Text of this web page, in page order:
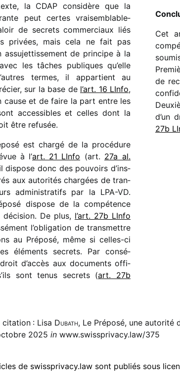
la CDAP consi­dère que la
peut certes vrai­sem­bla­ble­
de secrets commer­ciaux liés
privées, mais cela ne fait pas
assu­jet­tis­se­ment de prin­cipe à la
les tâches publiques qu’elle
termes, il appar­tient au
sur la base de l’art. 16 LInfo,
cause et de faire la part entre les
acces­sibles et celles dont la
être refusée.
est chargé de la procé­dure
à l’art. 21 LInfo (art. 27a al.
dispose donc des pouvoirs d’ins­
aux auto­ri­tés char­gées de tran­
admi­nis­tra­tifs par la LPA-VD.
dispose de la compé­tence
De plus, l’art. 27b LInfo
l’obligation de trans­mettre
au Préposé, même si celles-ci
éléments secrets. Par consé­
d’ac­cès aux docu­ments offi­
sont tenus secrets (art. 27b
Cet
de
d’un
27b
: Lisa Dubath, Le Préposé, une autorité
2025 in www.swissprivacy.law/375
de swissprivacy.law sont publiés sous